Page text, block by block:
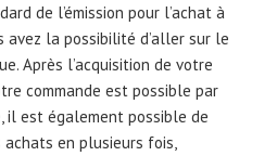
de l’émission pour l’achat à
avez la possibilité d’aller sur le
Après l’acquisition de votre
commande est possible par
il est également possible de
en plusieurs fois,